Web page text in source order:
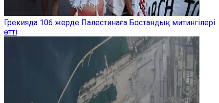
Грекияда 106 жерде Палестинаға Бостандық митингілері
өтті